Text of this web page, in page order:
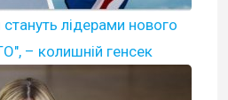
стануть лідерами нового
– колишній генсек